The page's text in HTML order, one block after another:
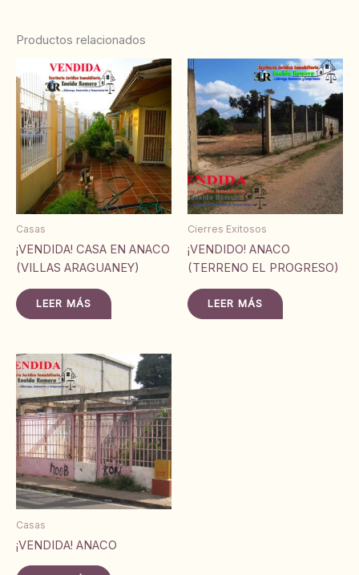
Productos relacionados
Casas
¡VENDIDA! CASA EN ANACO
(VILLAS ARAGUANEY)
LEER MÁS
Cierres Exitosos
¡VENDIDO! ANACO
(TERRENO EL PROGRESO)
LEER MÁS
Casas
¡VENDIDA! ANACO